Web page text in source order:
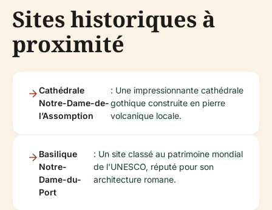
Sites historiques à
proximité
Cathédrale
Notre-Dame-de-
l’Assomption
: Une impressionnante cathédrale
gothique construite en pierre
volcanique locale.
Basilique
Notre-
Dame-du-
Port
: Un site classé au patrimoine mondial
de l'UNESCO, réputé pour son
architecture romane.